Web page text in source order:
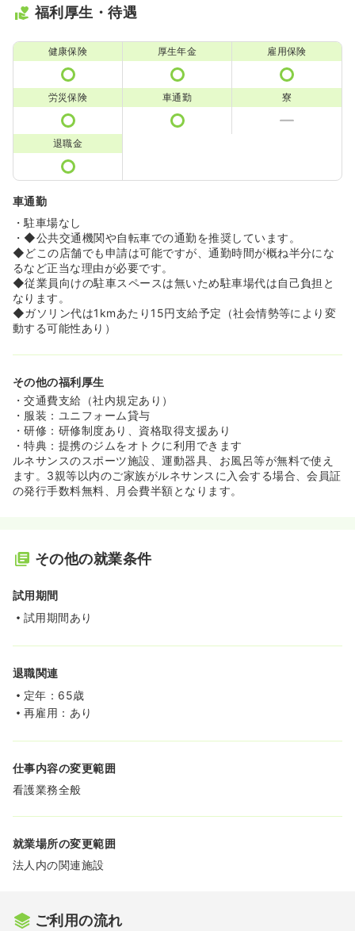
福利厚生・待遇
健康保険 厚生年金 雇用保険
労災保険 車通勤 寮
退職金
車通勤
・駐車場なし
・◆公共交通機関や自転車での通勤を推奨しています。
◆どこの店舗でも申請は可能ですが、通勤時間が概ね半分にな
るなど正当な理由が必要です。
◆従業員向けの駐車スペースは無いため駐車場代は自己負担と
なります。
◆ガソリン代は1kmあたり15円支給予定（社会情勢等により変
動する可能性あり）
その他の福利厚生
・交通費支給（社内規定あり）
・服装：ユニフォーム貸与
・研修：研修制度あり、資格取得支援あり
・特典：提携のジムをオトクに利用できます
ルネサンスのスポーツ施設、運動器具、お風呂等が無料で使え
ます。3親等以内のご家族がルネサンスに入会する場合、会員証
の発行手数料無料、月会費半額となります。
その他の就業条件
試用期間
試用期間あり
退職関連
定年：65歳
再雇用：あり
仕事内容の変更範囲
看護業務全般
就業場所の変更範囲
法人内の関連施設
ご利用の流れ